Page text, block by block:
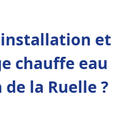
installation et
chauffe eau
de la Ruelle ?